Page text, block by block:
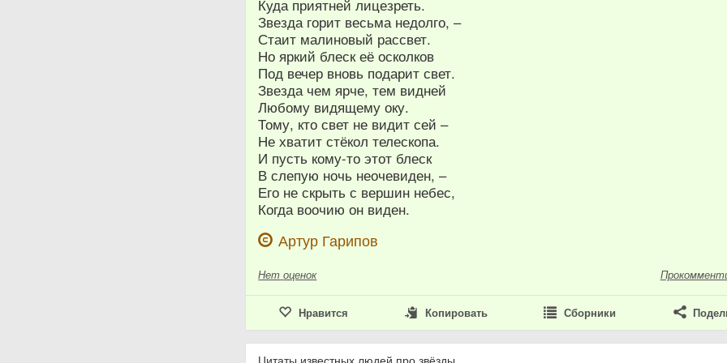
Куда приятней лицезреть.
Звезда горит весьма недолго, –
Стаит малиновый рассвет.
Но яркий блеск её осколков
Под вечер вновь подарит свет.
Звезда чем ярче, тем видней
Любому видящему оку.
Тому, кто свет не видит сей –
Не хватит стёкол телескопа.
И пусть кому-то этот блеск
В слепую ночь неочевиден, –
Его не скрыть с вершин небес,
Когда воочию он виден.
Артур Гарипов
Нет оценок
Нравится Копировать Сборники
Цитаты известных людей про звёзды